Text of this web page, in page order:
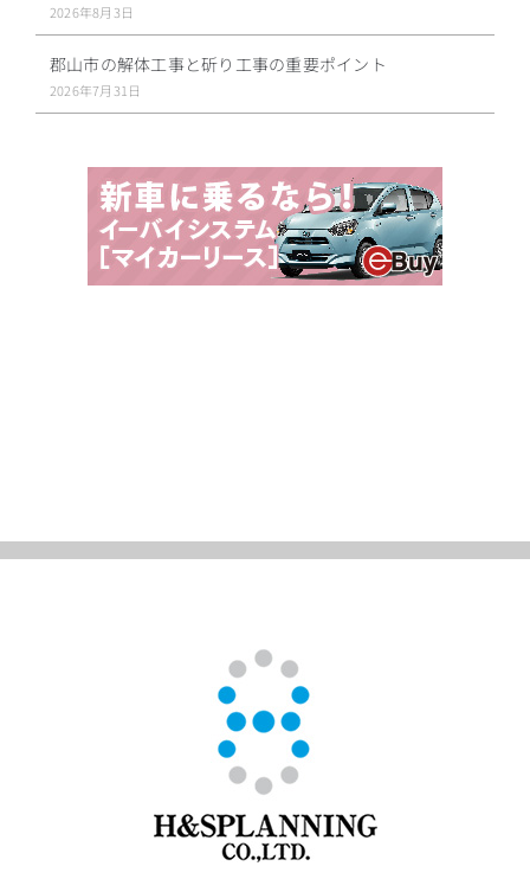
2026年8月3日
郡山市の解体工事と斫り工事の重要ポイント
2026年7月31日